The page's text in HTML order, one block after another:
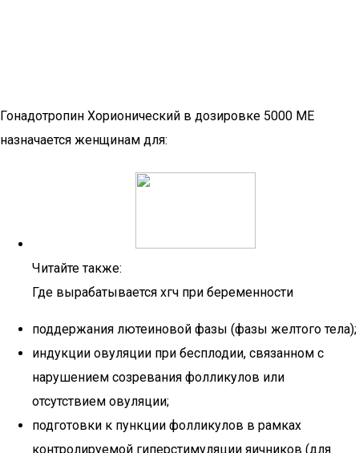
Гонадотропин Хорионический в дозировке 5000 МЕ
назначается женщинам для:
Читайте также:
Где вырабатывается хгч при беременности
поддержания лютеиновой фазы (фазы желтого тела);
индукции овуляции при бесплодии, связанном с
нарушением созревания фолликулов или
отсутствием овуляции;
подготовки к пункции фолликулов в рамках
контролируемой гиперстимуляции яичников (для